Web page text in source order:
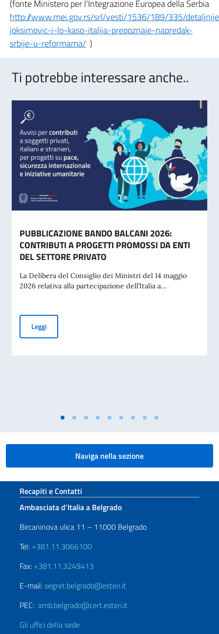
(fonte Ministero per l’Integrazione Europea della Serbia
http://www.mei.gov.rs/srl/vesti/1536/189/335/
joksimovic-i-lo-kaso-italija-prepoznaje-napredak-
srbije-u-reformama/ )
Ti potrebbe interessare anche..
PUBBLICAZIONE BANDO BALCANI 2026:
CONTRIBUTI A PROGETTI PROMOSSI DA ENTI
DEL SETTORE PRIVATO
La Delibera del Consiglio dei Ministri del 14 maggio
2026 relativa alla partecipazione dell’Italia a...
LeggiPUBBLICAZIONE BANDO BALCANI 2026: CONTRIBUTI A
Naviga nella sezione
Sezione footer
Recapiti e Contatti
Ambasciata d’Italia a Belgrado
Bircaninova ulica 11 – 11000 Belgrado
Tel: +381.11.3066100
Fax: +381.11.3249413
E-mail:segret.belgrado@esteri.it
PEC: amb.belgrado@cert.esteri.it
Gli uffici della sede